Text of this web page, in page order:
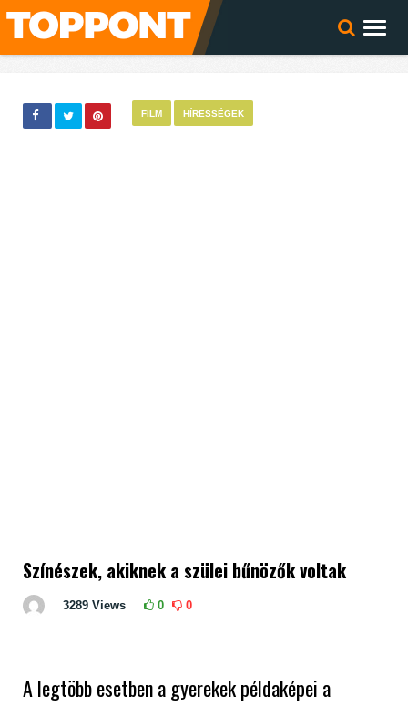
FILM HÍRESSÉGEK
Színészek, akiknek a szülei bűnözők voltak
3289 Views 0 0
A legtöbb esetben a gyerekek példaképei a